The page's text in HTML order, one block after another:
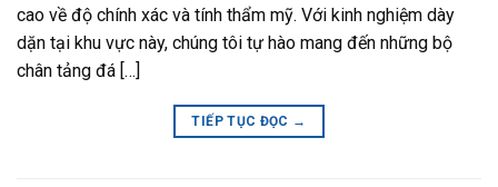
cao về độ chính xác và tính thẩm mỹ. Với kinh nghiệm dày
dặn tại khu vực này, chúng tôi tự hào mang đến những bộ
chân tảng đá […]
TIẾP TỤC ĐỌC →